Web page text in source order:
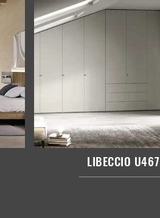
LIBECCIO U467